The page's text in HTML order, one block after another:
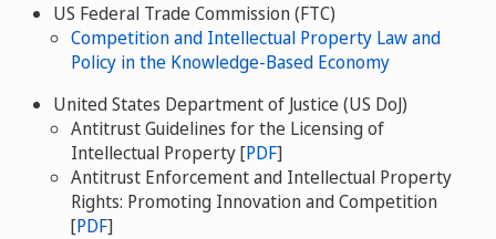
US Federal Trade Commission (FTC)
Competition and Intellectual Property Law and
Policy in the Knowledge-Based Economy
United States Department of Justice (US DoJ)
Antitrust Guidelines for the Licensing of
Intellectual Property [PDF]
Antitrust Enforcement and Intellectual Property
Rights: Promoting Innovation and Competition
[PDF]